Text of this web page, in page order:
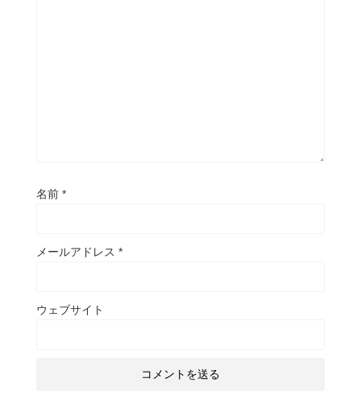
名前 *
メールアドレス *
ウェブサイト